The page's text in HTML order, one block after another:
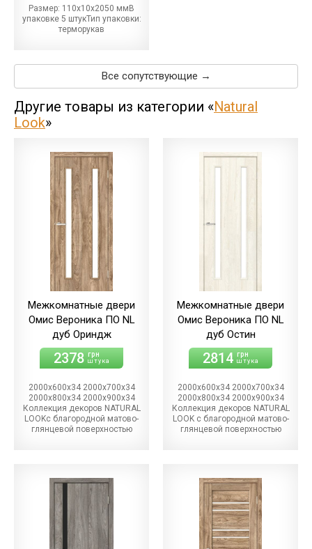
Размер: 110х10х2050 ммВ
упаковке 5 штукТип упаковки:
терморукав
Все сопутствующие →
Другие товары из категории «Natural
Look»
Межкомнатные двери
Омис Вероника ПО NL
дуб Ориндж
2378 грн
штука
2000х600х34 2000х700х34
2000х800х34 2000х900х34
Коллекция декоров NATURAL
LOOKс благородной матово-
глянцевой поверхностью
лаконичность. Различная
степень блеска придает
поверхности пленки NATURAL
LOOK естественный вид
натурального дерева и
визуальный эффект 3D.
Наносимый в процессе
Межкомнатные двери
Омис Вероника ПО NL
дуб Остин
2814 грн
штука
2000х600х34 2000х700х34
2000х800х34 2000х900х34
Коллекция декоров NATURAL
LOOK с благородной матово-
глянцевой поверхностью
лаконичность. Различная
степень блеска придает
поверхности пленки NATURAL
LOOK естественный вид
натурального дерева и
визуальный эффект 3D.
Наносимый в процессе